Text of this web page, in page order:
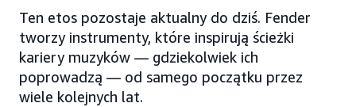
Ten etos pozostaje aktualny do dziś. Fender
tworzy instrumenty, które inspirują ścieżki
kariery muzyków — gdziekolwiek ich
poprowadzą — od samego początku przez
wiele kolejnych lat.